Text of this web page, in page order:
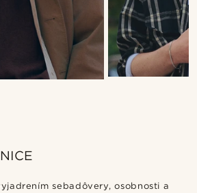
sebadôvery, osobnosti a